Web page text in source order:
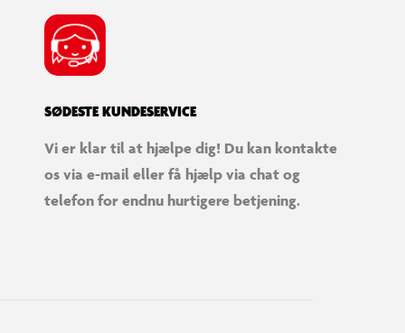
SØDESTE KUNDESERVICE
Vi er klar til at hjælpe dig! Du kan kontakte
os via e-mail eller få hjælp via chat og
telefon for endnu hurtigere betjening.